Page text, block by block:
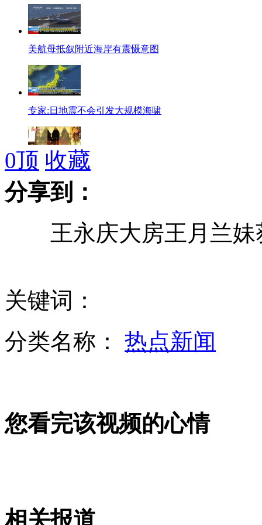
美航母抵叙附近海岸有震慑意图
专家:日地震不会引发大规模海啸
实录：山西一饭店煤气残液泄漏
老师染艾滋诱百名网友性交
日本7级以上地震 海啸预警解除
记者聚焦日本发生7级以上地震
拍客：“星爷”张世玉成都火了一把
山西运城恶犬咬伤多人 警民合力深夜将其击毙
0顶 收藏
分享到：
王永庆大房王月兰妹
关键词：
分类名称： 热点新闻
您看完该视频的心情
相关报道